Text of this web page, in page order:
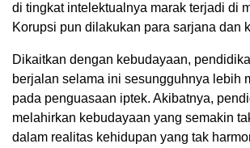
di tingkat intelektualnya marak terjadi di
Korupsi pun dilakukan para sarjana dan
Dikaitkan dengan kebudayaan,
berjalan selama ini sesungguhnya lebih
pada penguasaan iptek. Akibatnya,
melahirkan kebudayaan yang semakin
dalam realitas kehidupan yang tak